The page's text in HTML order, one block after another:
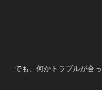
でも、何かトラブルが合